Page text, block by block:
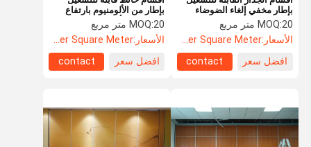
بإطار من الألومنيوم بارتفاع
يصل إلى 5 أمتار
MOQ:20 متر مربع
الأسعار:US$88.5 Per Square Meter
افضل سعر
contact
بإطار مخفي إلغاء الضوضاء
السلامة من الحريق
MOQ:20 متر مربع
الأسعار:US$85.5 Per Square Meter
افضل سعر
contact